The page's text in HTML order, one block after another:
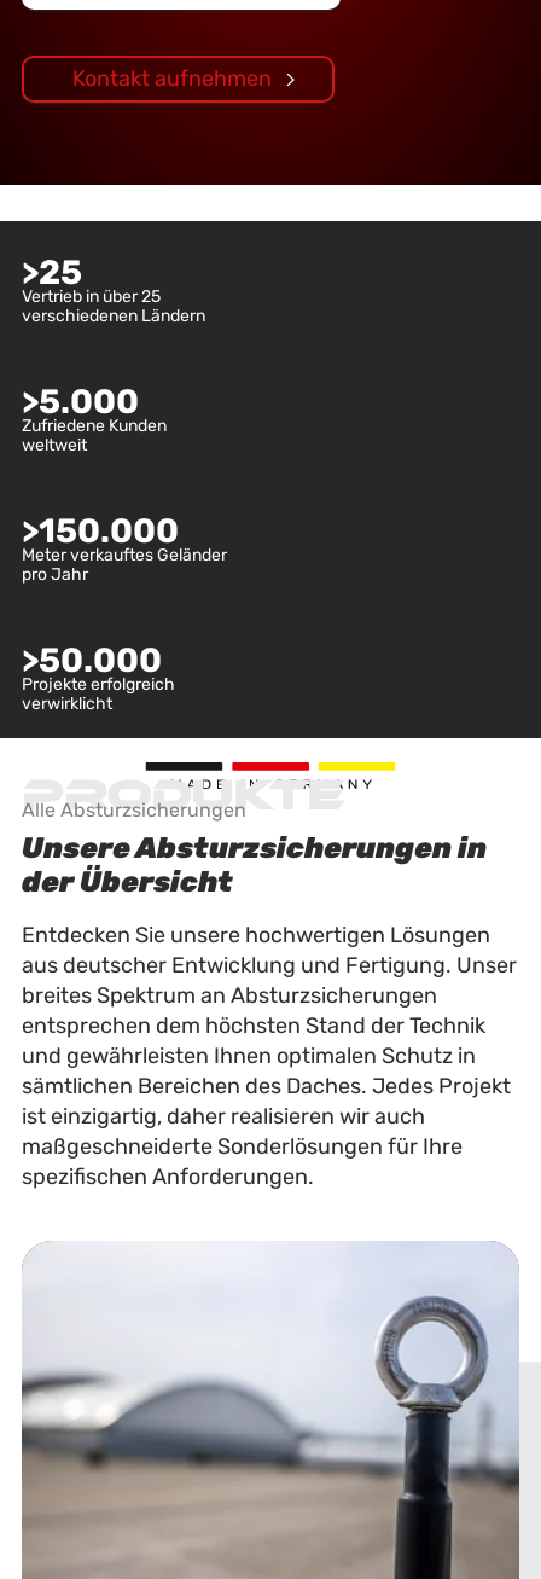
Kontakt aufnehmen
>25
Vertrieb in über 25
verschiedenen Ländern
>5.000
Zufriedene Kunden
weltweit
>150.000
Meter verkauftes Geländer
pro Jahr
>50.000
Projekte erfolgreich
verwirklicht
Produkte
Alle Absturzsicherungen
Unsere Absturzsicherungen in
der Übersicht
Entdecken Sie unsere hochwertigen Lösungen
aus deutscher Entwicklung und Fertigung. Unser
breites Spektrum an Absturzsicherungen
entsprechen dem höchsten Stand der Technik
und gewährleisten Ihnen optimalen Schutz in
sämtlichen Bereichen des Daches. Jedes Projekt
ist einzigartig, daher realisieren wir auch
maßgeschneiderte Sonderlösungen für Ihre
spezifischen Anforderungen.